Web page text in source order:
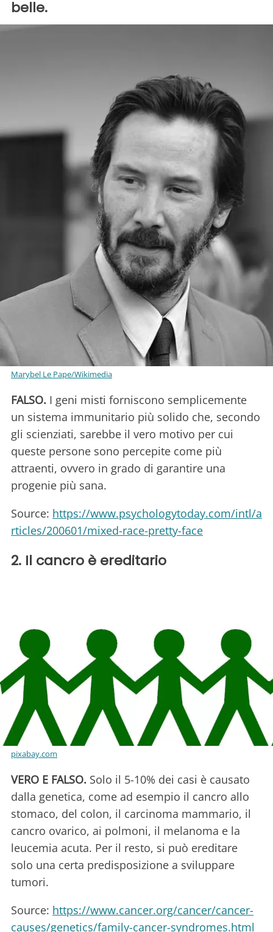
belle.
Marybel Le Pape/Wikimedia
FALSO. I geni misti forniscono semplicemente
un sistema immunitario più solido che, secondo
gli scienziati, sarebbe il vero motivo per cui
queste persone sono percepite come più
attraenti, ovvero in grado di garantire una
progenie più sana.
Source: https://www.psychologytoday.com/intl/a
rticles/200601/mixed-race-pretty-face
2. Il cancro è ereditario
pixabay.com
VERO E FALSO. Solo il 5-10% dei casi è causato
dalla genetica, come ad esempio il cancro allo
stomaco, del colon, il carcinoma mammario, il
cancro ovarico, ai polmoni, il melanoma e la
leucemia acuta. Per il resto, si può ereditare
solo una certa predisposizione a sviluppare
tumori.
Source: https://www.cancer.org/cancer/cancer-
causes/genetics/family-cancer-syndromes.html